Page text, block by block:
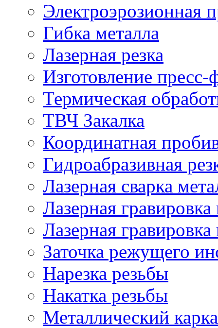
Электроэрозионная
Гибка металла
Лазерная резка
Изготовление
Термическая
ТВЧ Закалка
Координатная
Гидроабразивная
Лазерная сварка
Лазерная гравировка
Лазерная
Заточка режущего
Нарезка резьбы
Накатка резьбы
Металлический